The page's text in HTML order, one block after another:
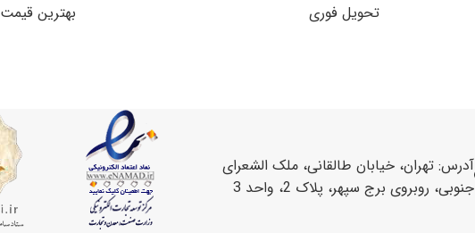
بهترین قیمت تحویل فوری
آدرس: تهران، خیابان طالقانی، ملک الشعرای
جنوبی، روبروی برج سپهر، پلاک 2، واحد 3